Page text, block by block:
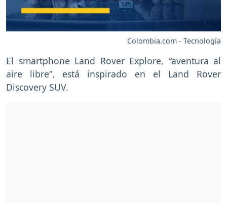
Colombia.com - Tecnología
El smartphone Land Rover Explore, “aventura al
aire libre”, está inspirado en el Land Rover
Discovery SUV.